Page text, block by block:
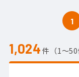
1,024 件（1〜50
1